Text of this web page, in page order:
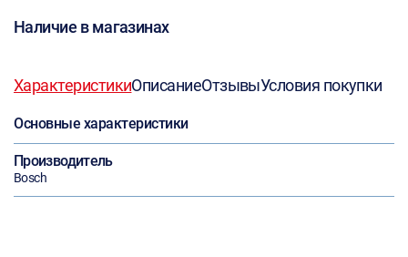
Наличие в магазинах
ХарактеристикиОписаниеОтзывыУсловия покупки
Основные характеристики
Производитель
Bosch